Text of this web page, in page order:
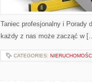
Taniec profesjonalny i Porady
każdy z nas może zacząć w
CATEGORIES: